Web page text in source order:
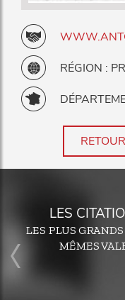
RÉGION :
LES
LES PLUS
MÊMES